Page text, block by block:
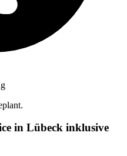
in Lübeck inklusive